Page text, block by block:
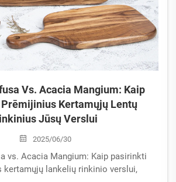
Vs. Acacia Mangium: Kaip
Kertamųjų Lentų
Jūsų Verslui
2025/06/30
vs. Acacia Mangium: Kaip pasirinkti
kertamųjų lankelių rinkinio verslui,